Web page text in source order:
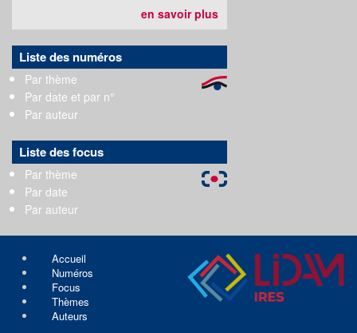
en savoir plus
Liste des numéros
Par thème
Par date et par n°
Par auteur
Liste des focus
Par thème
Par date
Par auteur
Accueil
Numéros
Focus
Thèmes
Auteurs